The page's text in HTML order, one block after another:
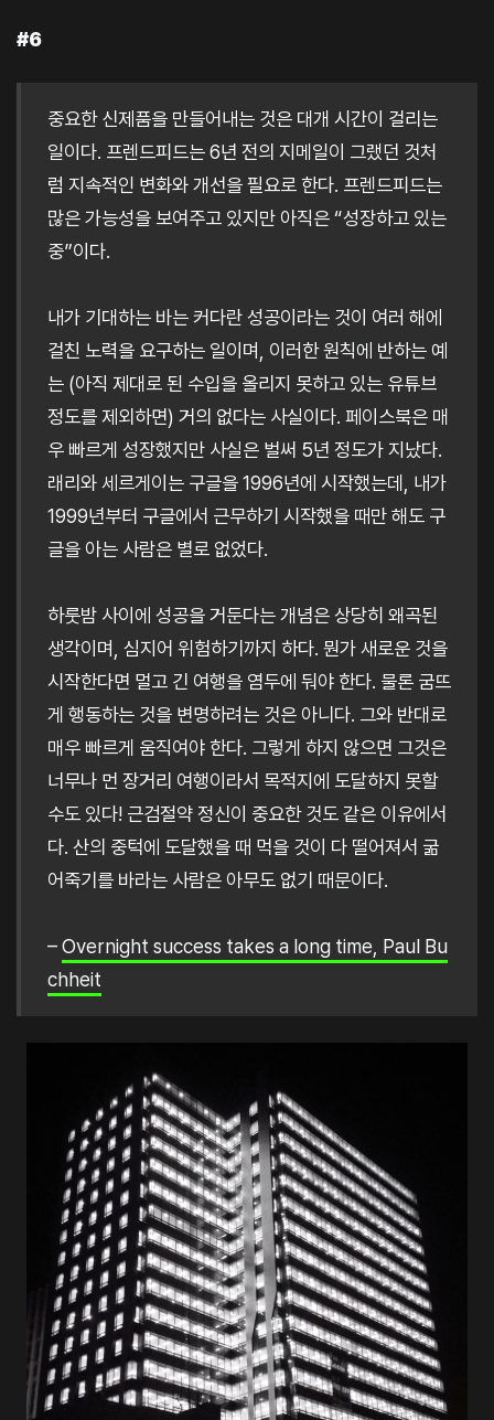
#6
중요한 신제품을 만들어내는 것은 대개 시간이 걸리는
일이다. 프렌드피드는 6년 전의 지메일이 그랬던 것처
럼 지속적인 변화와 개선을 필요로 한다. 프렌드피드는
많은 가능성을 보여주고 있지만 아직은 “성장하고 있는
중”이다.
내가 기대하는 바는 커다란 성공이라는 것이 여러 해에
걸친 노력을 요구하는 일이며, 이러한 원칙에 반하는 예
는 (아직 제대로 된 수입을 올리지 못하고 있는 유튜브
정도를 제외하면) 거의 없다는 사실이다. 페이스북은 매
우 빠르게 성장했지만 사실은 벌써 5년 정도가 지났다.
래리와 세르게이는 구글을 1996년에 시작했는데, 내가
1999년부터 구글에서 근무하기 시작했을 때만 해도 구
글을 아는 사람은 별로 없었다.
하룻밤 사이에 성공을 거둔다는 개념은 상당히 왜곡된
생각이며, 심지어 위험하기까지 하다. 뭔가 새로운 것을
시작한다면 멀고 긴 여행을 염두에 둬야 한다. 물론 굼뜨
게 행동하는 것을 변명하려는 것은 아니다. 그와 반대로
매우 빠르게 움직여야 한다. 그렇게 하지 않으면 그것은
너무나 먼 장거리 여행이라서 목적지에 도달하지 못할
수도 있다! 근검절약 정신이 중요한 것도 같은 이유에서
다. 산의 중턱에 도달했을 때 먹을 것이 다 떨어져서 굶
어죽기를 바라는 사람은 아무도 없기 때문이다.
–Overnight success takes a long time, Paul Bu
chheit